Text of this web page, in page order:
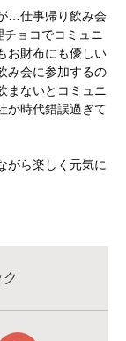
…仕事帰り飲み会
ョコでコミュニ
お財布にも優しい
み会に参加するの
まないとコミュニ
が時代錯誤過ぎて
がら楽しく元気に